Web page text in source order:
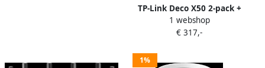
TP-Link Deco X50 2-pack +
Deco X50 Outdoor
1 webshop
€ 317,-
1%